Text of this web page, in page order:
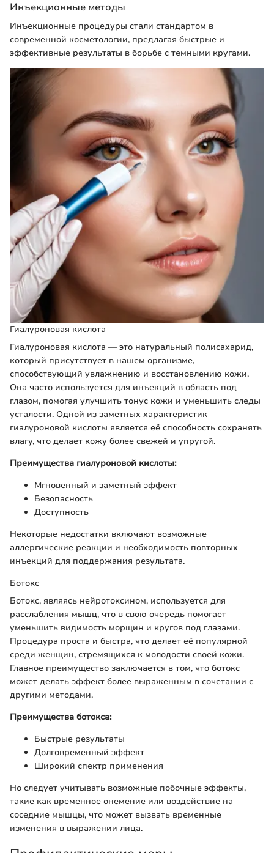
Инъекционные методы
Инъекционные процедуры стали стандартом в
современной косметологии, предлагая быстрые и
эффективные результаты в борьбе с темными кругами.
Гиалуроновая кислота
Гиалуроновая кислота — это натуральный полисахарид,
который присутствует в нашем организме,
способствующий увлажнению и восстановлению кожи.
Она часто используется для инъекций в область под
глазом, помогая улучшить тонус кожи и уменьшить следы
усталости. Одной из заметных характеристик
гиалуроновой кислоты является её способность сохранять
влагу, что делает кожу более свежей и упругой.
Преимущества гиалуроновой кислоты:
Мгновенный и заметный эффект
Безопасность
Доступность
Некоторые недостатки включают возможные
аллергические реакции и необходимость повторных
инъекций для поддержания результата.
Ботокс
Ботокс, являясь нейротоксином, используется для
расслабления мышц, что в свою очередь помогает
уменьшить видимость морщин и кругов под глазами.
Процедура проста и быстра, что делает её популярной
среди женщин, стремящихся к молодости своей кожи.
Главное преимущество заключается в том, что ботокс
может делать эффект более выраженным в сочетании с
другими методами.
Преимущества ботокса:
Быстрые результаты
Долговременный эффект
Широкий спектр применения
Но следует учитывать возможные побочные эффекты,
такие как временное онемение или воздействие на
соседние мышцы, что может вызвать временные
изменения в выражении лица.